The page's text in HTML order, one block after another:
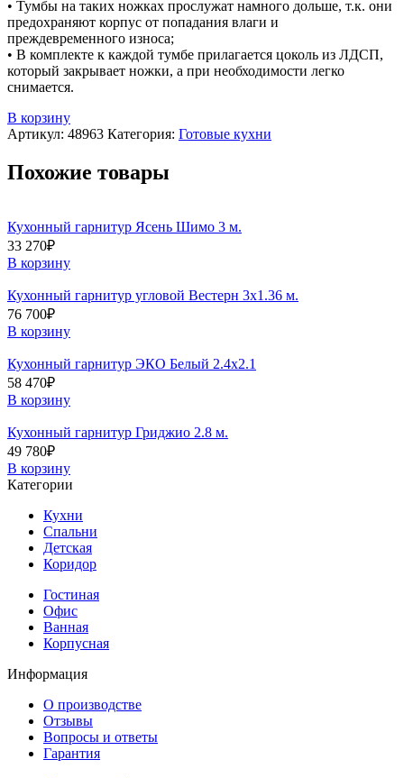
• Тумбы на таких ножках прослужат намного дольше, т.к. они
предохраняют корпус от попадания влаги и
преждевременного износа;
• В комплекте к каждой тумбе прилагается цоколь из ЛДСП,
который закрывает ножки, а при необходимости легко
снимается.
В корзину
Артикул: 48963 Категория: Готовые кухни
Похожие товары
Кухонный гарнитур Ясень Шимо 3 м.
33 270₽
В корзину
Кухонный гарнитур угловой Вестерн 3х1.36 м.
76 700₽
В корзину
Кухонный гарнитур ЭКО Белый 2.4х2.1
58 470₽
В корзину
Кухонный гарнитур Гриджио 2.8 м.
49 780₽
В корзину
Категории
Кухни
Спальни
Детская
Коридор
Гостиная
Офис
Ванная
Корпусная
Информация
О производстве
Отзывы
Вопросы и ответы
Гарантия